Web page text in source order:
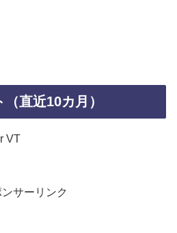
直近10カ月）
ンサーリンク